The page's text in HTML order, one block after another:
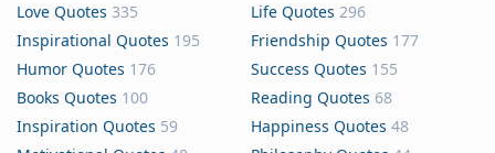
Love Quotes 335 Life Quotes 296
Inspirational Quotes 195 Friendship Quotes 177
Humor Quotes 176 Success Quotes 155
Books Quotes 100 Reading Quotes 68
Inspiration Quotes 59 Happiness Quotes 48